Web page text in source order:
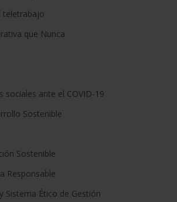
teletrabajo
que Nunca
sociales ante el COVID-19
Sostenible
Sostenible
Responsable
Sistema Ético de Gestión